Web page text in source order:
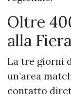
Oltre
alla
La tre giorni
un’area
contatto